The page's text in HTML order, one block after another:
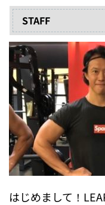
STAFF
はじめまして！